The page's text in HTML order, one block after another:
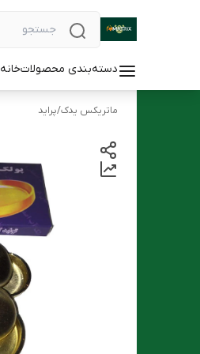
دسته‌بندی محصولاتخانه
ماتریکس یدک/پراید